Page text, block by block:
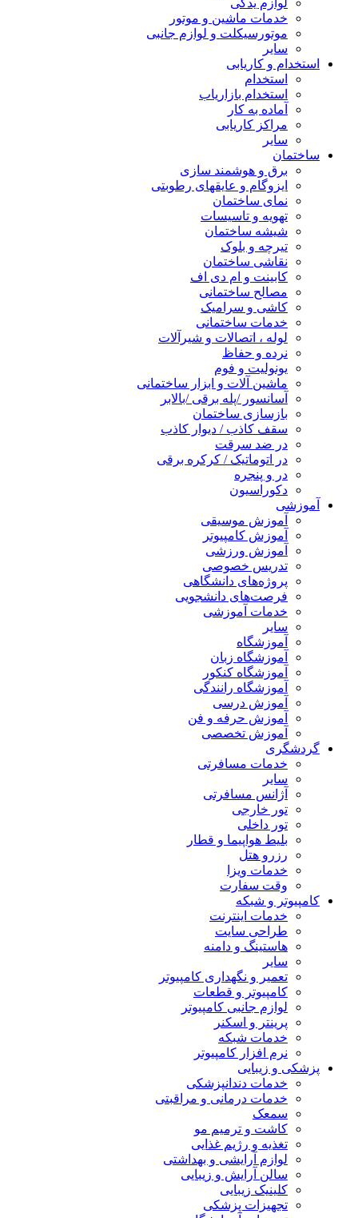
لوازم یدکی
خدمات ماشین و موتور
موتورسیکلت و لوازم جانبی
سایر
استخدام و کاریابی
استخدام
استخدام بازاریاب
آماده به کار
مراکز کاریابی
سایر
ساختمان
برق و هوشمند سازی
ایزوگام و عایقهای رطوبتی
نمای ساختمان
تهویه و تاسیسات
شیشه ساختمان
تیرچه و بلوک
نقاشی ساختمان
کابینت و ام دی اف
مصالح ساختمانی
کاشی و سرامیک
خدمات ساختمانی
لوله ، اتصالات و شیرآلات
نرده و حفاظ
یونولیت و فوم
ماشین آلات و ابزار ساختمانی
آسانسور /پله برقی /بالابر
بازسازی ساختمان
سقف کاذب / دیوار کاذب
در ضد سرقت
در اتوماتیک / کرکره برقی
در و پنجره
دکوراسیون
آموزشی
آموزش موسیقی
آموزش کامپیوتر
آموزش ورزشی
تدریس خصوصی
پروژه‌های دانشگاهی
فرصت‌های دانشجویی
خدمات آموزشی
سایر
آموزشگاه
آموزشگاه زبان
آموزشگاه کنکور
آموزشگاه رانندگی
آموزش درسی
آموزش حرفه و فن
آموزش تخصصی
گردشگری
خدمات مسافرتی
سایر
آژانس مسافرتی
تور خارجی
تور داخلی
بلیط هواپیما و قطار
رزرو هتل
خدمات ویزا
وقت سفارت
کامپیوتر و شبکه
خدمات اینترنت
طراحی سایت
هاستینگ و دامنه
سایر
تعمیر و نگهداری کامپیوتر
کامپیوتر و قطعات
لوازم جانبی کامپیوتر
پرینتر و اسکنر
خدمات شبکه
نرم افزار کامپیوتر
پزشکی و زیبایی
خدمات دندانپزشکی
خدمات درمانی و مراقبتی
سمعک
کاشت و ترمیم مو
تغذیه و رژیم غذایی
لوازم آرایشی و بهداشتی
سالن آرایش و زیبایی
کلینیک زیبایی
تجهیزات پزشکی